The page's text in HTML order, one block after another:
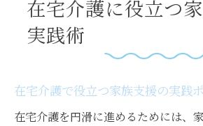
在宅介護に役立つ
実践術
在宅介護で役立つ家族支援の実践
在宅介護を円滑に進めるためには、